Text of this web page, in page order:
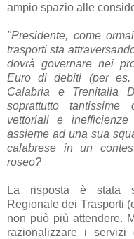
ampio spazio alle
"Presidente, come
trasporti sta
dovrà governare nei
Euro di debiti (per
Calabria e Trenitalia
soprattutto
vettoriali e
assieme ad una sua
calabrese in un
roseo?
La risposta è stata
Regionale dei Trasporti
non può più attendere.
razionalizzare i servizi